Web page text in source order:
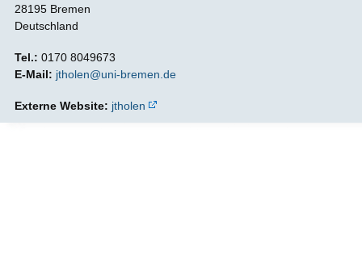
28195 Bremen
Deutschland
Tel.: 0170 8049673
E-Mail: jtholen@uni-bremen.de
Externe Website: jtholen